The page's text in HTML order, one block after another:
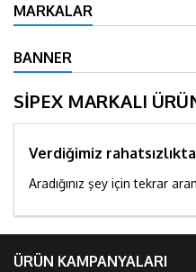
MARKALAR
BANNER
SİPEX MARKALI
Verdiğimiz
Aradığınız şey için tekrar
ÜRÜN KAMPANYALARI